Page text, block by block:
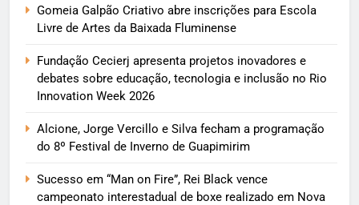
Gomeia Galpão Criativo abre inscrições para Escola
Livre de Artes da Baixada Fluminense
Fundação Cecierj apresenta projetos inovadores e
debates sobre educação, tecnologia e inclusão no Rio
Innovation Week 2026
Alcione, Jorge Vercillo e Silva fecham a programação
do 8º Festival de Inverno de Guapimirim
Sucesso em “Man on Fire”, Rei Black vence
campeonato interestadual de boxe realizado em Nova